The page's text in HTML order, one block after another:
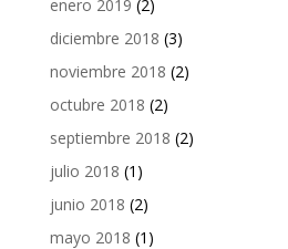
enero 2019 (2)
diciembre 2018 (3)
noviembre 2018 (2)
octubre 2018 (2)
septiembre 2018 (2)
julio 2018 (1)
junio 2018 (2)
mayo 2018 (1)